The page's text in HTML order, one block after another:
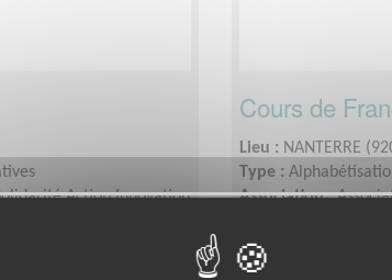
Action Innovation
Cours de
Lieu : NANTERRE
Type :
Association :
Date :
Disponibilité